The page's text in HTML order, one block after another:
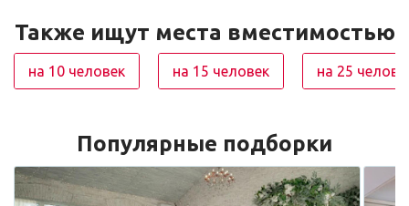
Также ищут места вместимостью
на 10 человек на 15 человек на 25
Популярные подборки